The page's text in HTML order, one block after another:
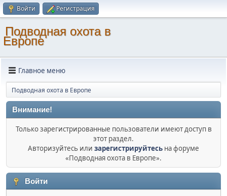
Войти Регистрация
Подводная охота в
Европе
Главное меню
Подводная охота в Европе
Внимание!
Только зарегистрированные пользователи имеют доступ в
этот раздел.
Авторизуйтесь или зарегистрируйтесь на форуме
«Подводная охота в Европе».
Войти